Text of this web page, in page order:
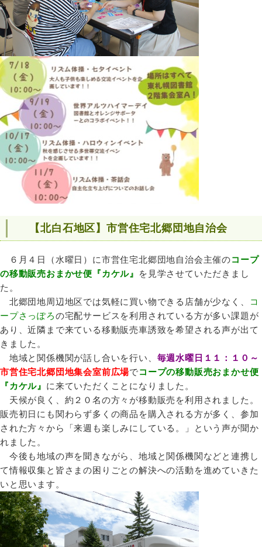
【北白石地区】市営住宅北郷団地自治会
６月４日（水曜⽇）に市営住宅北郷団地自治会主催のコープ
の移動販売おまかせ便『カケル』
を見学させていただきまし
た。
北郷団地周辺地区では気軽に買い物できる店舗が少なく、
コ
ープさっぽろの宅配サービスを利用されている方が多い課題が
あり、近隣まで来ている移動販売車誘致を希望される声が出て
きました。
地域と関係機関が話し合いを行い、 毎週水曜日１１：１０～
市営住宅北郷団地集会室前広場でコープの移動販売おまかせ便
『カケル』 に来ていただくことになりました。
天候が良く、約２０名の方々が移動販売を利用されました。
販売初日にも関わらず多くの商品を購入される方が多く、参加
された方々から「来週も楽しみにしている。」という声が聞か
れました。
今後も地域の声を聞きながら、地域と関係機関などと連携し
て情報収集と皆さまの困りごとの解決への活動を進めていきた
いと思います。